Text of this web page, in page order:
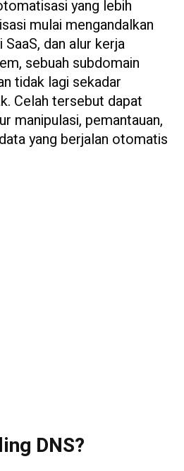
yang lebih
mulai mengandalkan
dan alur kerja
sebuah subdomain
tidak lagi sekadar
Celah tersebut dapat
manipulasi, pemantauan,
yang berjalan otomatis
DNS?